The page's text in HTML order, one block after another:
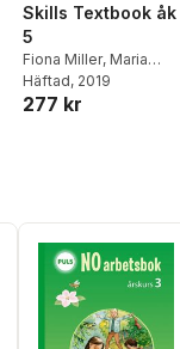
Skills Textbook åk
5
Fiona Miller, Maria
Olsson,Rebecka
Wolf
Häftad, 2019
277 kr